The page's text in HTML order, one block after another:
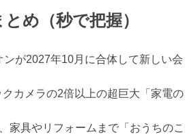
め（秒で把握）
が2027年10月に合体して新しい会
カメラの2倍以上の超巨大「家電の
家具やリフォームまで「おうちのこ